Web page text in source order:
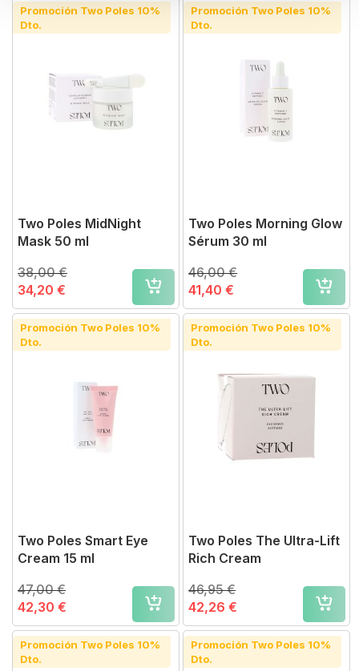
Promoción Two Poles 10%
Dto.
Two Poles MidNight
Mask 50 ml
34,20 €
38,00 €
Promoción Two Poles 10%
Dto.
Two Poles Morning Glow
Sérum 30 ml
41,40 €
46,00 €
Promoción Two Poles 10%
Dto.
Two Poles Smart Eye
Cream 15 ml
42,30 €
47,00 €
Promoción Two Poles 10%
Dto.
Two Poles The Ultra-Lift
Rich Cream
42,26 €
46,95 €
Promoción Two Poles 10%
Dto.
Promoción Two Poles 10%
Dto.